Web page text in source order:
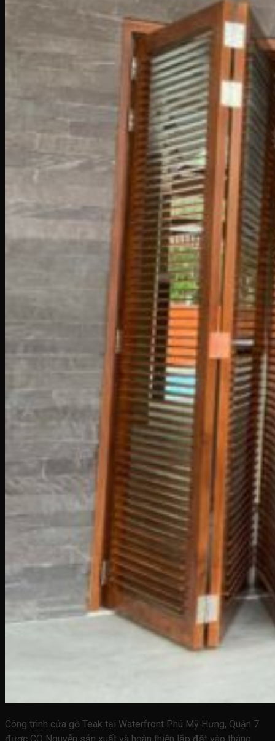
Công trình cửa gỗ Teak tại Waterfront Phú Mỹ Hưng, Quận 7